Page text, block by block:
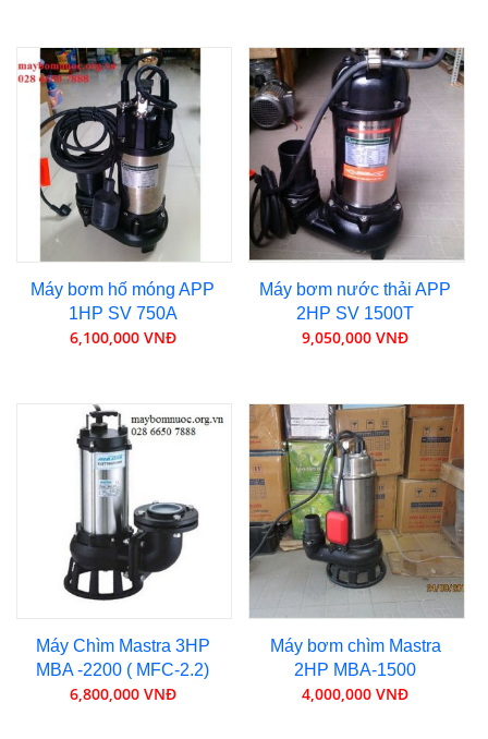
Máy bơm hố móng APP
1HP SV 750A
6,100,000 VNĐ
Máy bơm nước thải APP
2HP SV 1500T
9,050,000 VNĐ
Máy Chìm Mastra 3HP
MBA -2200 ( MFC-2.2)
6,800,000 VNĐ
Máy bơm chìm Mastra
2HP MBA-1500
4,000,000 VNĐ